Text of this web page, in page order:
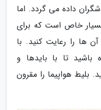
داده می گردد. اما
خاص است که برای
ها را رعایت کنید. با
باشید تا با بایدها و
بلیط هواپیما را مقرون